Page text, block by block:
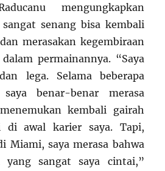
mengungkapkan
senang bisa kembali
merasakan kegembiraan
permainannya. “Saya
lega. Selama beberapa
benar-benar merasa
kembali gairah
di awal karier saya. Tapi,
Miami, saya merasa bahwa
sangat saya cintai,”